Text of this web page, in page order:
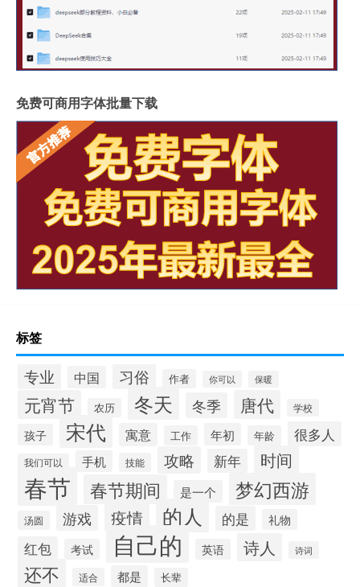
免费可商用字体批量下载
标签
专业 中国 习俗 作者 你可以 保暖
元宵节 农历 冬天 冬季 唐代 学校
孩子 宋代 寓意 工作 年初 年龄 很多人
我们可以 手机 技能 攻略 新年 时间
春节 春节期间 是一个 梦幻西游
汤圆 游戏 疫情 的人 的是 礼物
红包 考试 自己的 英语 诗人 诗词
还不 适合 都是 长辈